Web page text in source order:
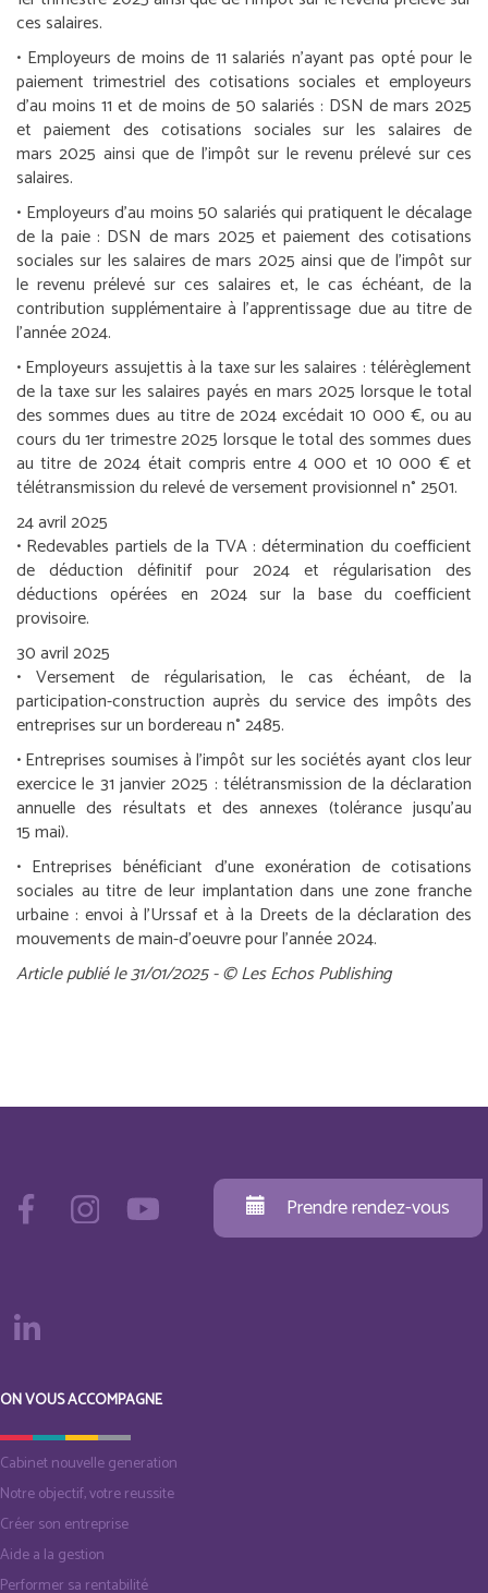
ces salaires.
• Employeurs de moins de 11 salariés n’ayant pas opté pour le
paiement trimestriel des cotisations sociales et employeurs
d’au moins 11 et de moins de 50 salariés : DSN de mars 2025
et paiement des cotisations sociales sur les salaires de
mars 2025 ainsi que de l’impôt sur le revenu prélevé sur ces
salaires.
• Employeurs d’au moins 50 salariés qui pratiquent le décalage
de la paie : DSN de mars 2025 et paiement des cotisations
sociales sur les salaires de mars 2025 ainsi que de l’impôt sur
le revenu prélevé sur ces salaires et, le cas échéant, de la
contribution supplémentaire à l’apprentissage due au titre de
l’année 2024.
•Employeurs assujettis à la taxe sur les salaires :télérèglement
de la taxe sur les salaires payés en mars 2025 lorsque le total
des sommes dues au titre de 2024 excédait 10 000 €, ou au
cours du 1ertrimestre 2025 lorsque le total des sommes dues
au titre de 2024 était compris entre 4 000 et 10 000 € et
télétransmission du relevé de versement provisionnel n° 2501.
24 avril 2025
• Redevables partiels de la TVA : détermination du coefficient
de déduction définitif pour 2024 et régularisation des
déductions opérées en 2024 sur la base du coefficient
provisoire.
30 avril 2025
• Versement de régularisation, le cas échéant, de la
participation-construction auprès du service des impôts des
entreprises sur un bordereau n° 2485.
•Entreprises soumises à l’impôt sur les sociétés ayant clos leur
exercice le 31 janvier 2025 : télétransmission de la déclaration
annuelle des résultats et des annexes (tolérance jusqu’au
15 mai).
• Entreprises bénéficiant d’une exonération de cotisations
sociales au titre de leur implantation dans une zone franche
urbaine : envoi à l’Urssaf et à la Dreets de la déclaration des
mouvements de main-d’oeuvre pour l’année 2024.
Article publié le 31/01/2025 - © Les Echos Publishing
Prendre rendez-vous
ON VOUS ACCOMPAGNE
Cabinet nouvelle generation
Notre objectif, votre reussite
Créer son entreprise
Aide a la gestion
Performer sa rentabilité